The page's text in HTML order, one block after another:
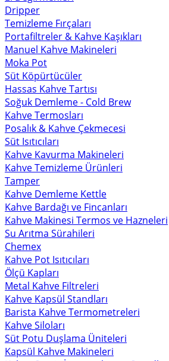
Dripper
Temizleme Fırçaları
Portafiltreler & Kahve Kaşıkları
Manuel Kahve Makineleri
Moka Pot
Süt Köpürtücüler
Hassas Kahve Tartısı
Soğuk Demleme - Cold Brew
Kahve Termosları
Posalık & Kahve Çekmecesi
Süt Isıtıcıları
Kahve Kavurma Makineleri
Kahve Temizleme Ürünleri
Tamper
Kahve Demleme Kettle
Kahve Bardağı ve Fincanları
Kahve Makinesi Termos ve Hazneleri
Su Arıtma Sürahileri
Chemex
Kahve Pot Isıtıcıları
Ölçü Kapları
Metal Kahve Filtreleri
Kahve Kapsül Standları
Barista Kahve Termometreleri
Kahve Siloları
Süt Potu Duşlama Üniteleri
Kapsül Kahve Makineleri